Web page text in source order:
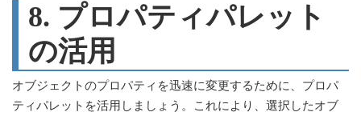
8. プロパティパレット
の活用
オブジェクトのプロパティを迅速に変更するために、プロパ
ティパレットを活用しましょう。これにより、選択したオブ